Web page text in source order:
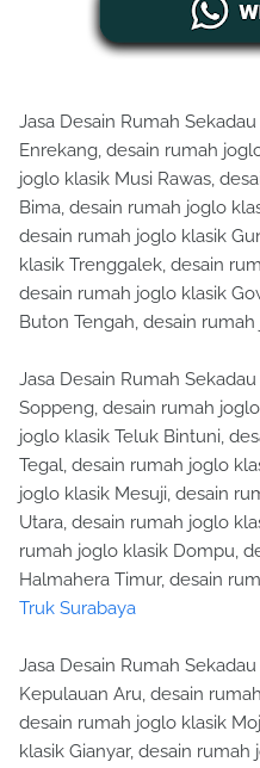
Jasa Desain Rumah
Enrekang, desain rumah
joglo klasik Musi Rawas,
Bima, desain rumah joglo
desain rumah joglo klasik
klasik Trenggalek, desain
desain rumah joglo klasik
Buton Tengah, desain
Jasa Desain Rumah
Soppeng, desain rumah
joglo klasik Teluk Bintuni,
Tegal, desain rumah joglo
joglo klasik Mesuji, desain
Utara, desain rumah joglo
rumah joglo klasik Dompu,
Halmahera Timur, desain
Truk Surabaya
Jasa Desain Rumah
Kepulauan Aru, desain
desain rumah joglo klasik
klasik Gianyar, desain